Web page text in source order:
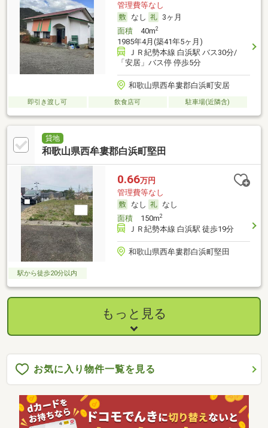
管理費等なし
なし
3ヶ月
面積40m2
1985年4月(築41年5ヶ月)
ＪＲ紀勢本線 白浜駅 バス30分/
「安居」バス停 停歩5分
和歌山県西牟婁郡白浜町安居
即引き渡し可 飲食店可 駐車場(近隣含)
貸地
和歌山県西牟婁郡白浜町堅田
0.66万円
管理費等なし
なし
なし
面積150m2
ＪＲ紀勢本線 白浜駅 徒歩19分
和歌山県西牟婁郡白浜町堅田
駅から徒歩20分以内
もっと見る
お気に入り物件一覧を見る